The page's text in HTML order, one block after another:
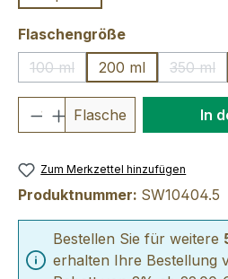
Flaschengrößeauswählen
100 ml
(Diese Option ist zurzeit nicht
200 ml 350 ml
Produkt Anzahl: Gib
Flasche In
Zum Merkzettel hinzufügen
Produktnummer: SW10404.5
Bestellen Sie für weitere
erhalten Ihre Bestellung